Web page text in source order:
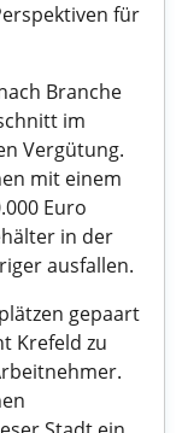
für
Branche
im
Vergütung.
mit einem
Euro
in der
ausfallen.
gepaart
Krefeld zu